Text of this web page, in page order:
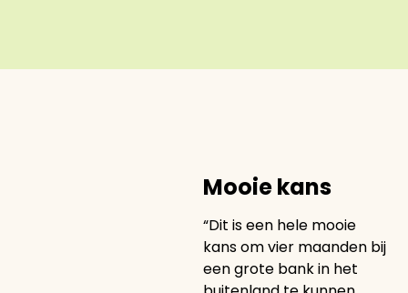
Mooie kans
“Dit is een hele mooie
kans om vier maanden bij
een grote bank in het